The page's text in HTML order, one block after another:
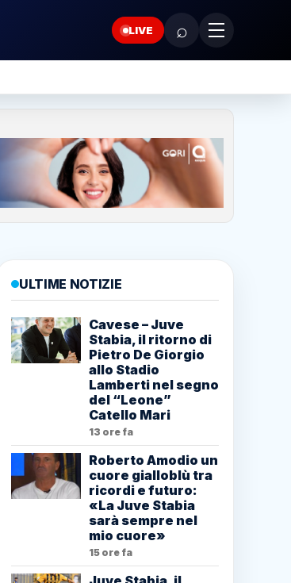
LIVE ⌕
ULTIME NOTIZIE
Cavese – Juve
Stabia, il ritorno di
Pietro De Giorgio
allo Stadio
Lamberti nel segno
del “Leone”
Catello Mari
13 ore fa
Roberto Amodio un
cuore gialloblù tra
ricordi e futuro:
«La Juve Stabia
sarà sempre nel
mio cuore»
15 ore fa